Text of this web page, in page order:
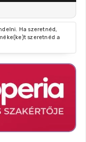
Ha szeretnéd,
szeretnéd a